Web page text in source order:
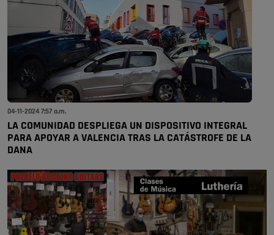
04-11-2024 7:57 a.m.
LA COMUNIDAD DESPLIEGA UN DISPOSITIVO INTEGRAL
PARA APOYAR A VALENCIA TRAS LA CATÁSTROFE DE LA
DANA